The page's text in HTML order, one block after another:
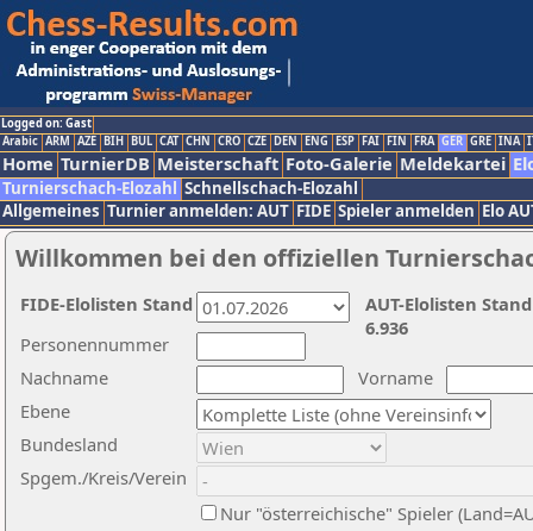
Logged on: Gast
Arabic ARM AZE BIH BUL CAT CHN CRO CZE DEN ENG ESP FAI FIN FRA GER GRE INA
Home TurnierDB Meisterschaft Foto-Galerie Meldekartei
Turnierschach-Elozahl Schnellschach-Elozahl
Allgemeines Turnier anmelden: AUT FIDE Spieler anmelden Elo
Willkommen bei den offiziellen
Nachname
Vorname
Ebene
Personennummer
Bundesland
Spgem./Kreis/Verein
Nur "österreichische" Spieler
AUT-Elolisten
6.936
FIDE-Elolisten Stand